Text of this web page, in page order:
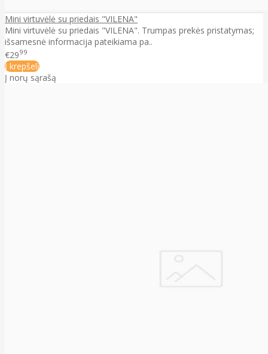
Mini virtuvėlė su priedais "VILENA"
Mini virtuvėlė su priedais "VILENA". Trumpas prekės pristatymas;
išsamesnė informacija pateikiama pa..
€2999
Į krepšelį
Į norų sąrašą